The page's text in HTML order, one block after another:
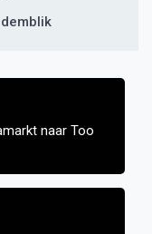
naar Too